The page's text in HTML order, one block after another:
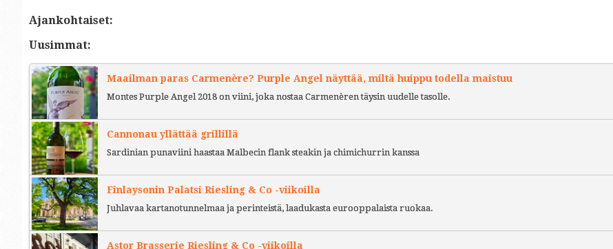
Ajankohtaiset:
Uusimmat:
Maailman paras Carmenère? Purple Angel näyttää, miltä huippu todella maistuu
Montes Purple Angel 2018 on viini, joka nostaa Carmenèren täysin uudelle tasolle.
Cannonau yllättää grillillä
Sardinian punaviini haastaa Malbecin flank steakin ja chimichurrin kanssa
Finlaysonin Palatsi Riesling & Co -viikoilla
Juhlavaa kartanotunnelmaa ja perinteistä, laadukasta eurooppalaista ruokaa.
Astor Brasserie Riesling & Co -viikoilla